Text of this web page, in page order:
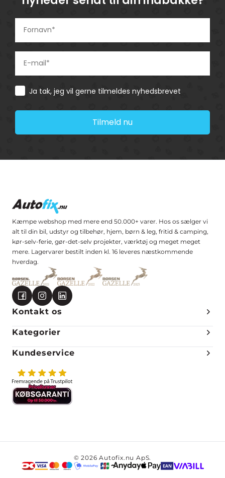
Consent
Ja tak, jeg vil gerne tilmeldes nyhedsbrevet
Tilmeld nu
Kæmpe webshop med mere end 50.000+ varer. Hos os sælger vi
alt til din bil, udstyr og tilbehør, hjem, børn & leg, fritid & camping,
kør-selv-ferie, gør-det-selv projekter, værktøj og meget meget
mere. Lagervarer bestilt inden kl. 16 leveres næstkommende
hverdag.
Kontakt os
Kategorier
Kundeservice
© 2026 Autofix.nu ApS.